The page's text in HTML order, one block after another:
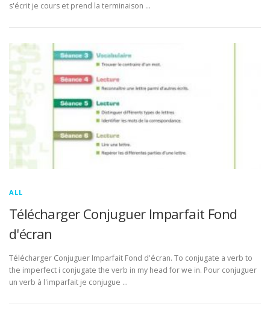
s'écrit je cours et prend la terminaison …
ALL
Télécharger Conjuguer Imparfait Fond
d'écran
Télécharger Conjuguer Imparfait Fond d'écran. To conjugate a verb to
the imperfect i conjugate the verb in my head for we in. Pour conjuguer
un verb à l'imparfait je conjugue …